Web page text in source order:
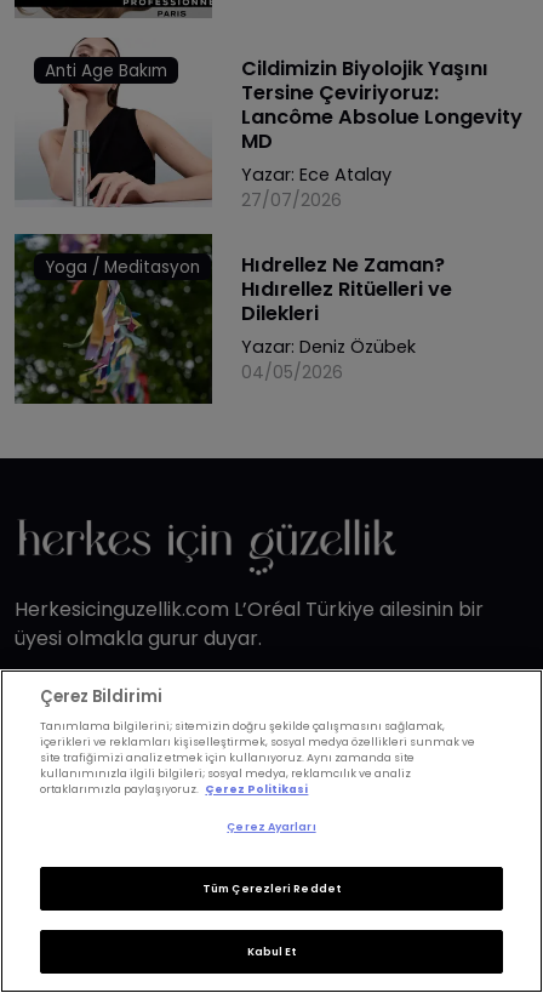
Anti Age Bakım
Cildimizin Biyolojik Yaşını
Tersine Çeviriyoruz:
Lancôme Absolue Longevity
MD
Yazar: Ece Atalay
27/07/2026
Yoga / Meditasyon
Hıdrellez Ne Zaman?
Hıdırellez Ritüelleri ve
Dilekleri
Yazar: Deniz Özübek
04/05/2026
Herkesicinguzellik.com L’Oréal Türkiye ailesinin bir
üyesi olmakla gurur duyar.
Hakkımızda
Site Haritası
Cilt
Cilt Problemleri
Cilt Bakımı
Cilt Bakım Trendleri
Makyaj
Ten Makyajı
Göz Makyajı
Dudak Makyajı
Makyaj Modelleri
Tırnaklar / Nail Art
Çerez Bildirimi
Tanımlama bilgilerini; sitemizin doğru şekilde çalışmasını sağlamak,
içerikleri ve reklamları kişiselleştirmek, sosyal medya özellikleri sunmak ve
site trafiğimizi analiz etmek için kullanıyoruz. Aynı zamanda site
kullanımınızla ilgili bilgileri; sosyal medya, reklamcılık ve analiz
ortaklarımızla paylaşıyoruz. Çerez Politikasi
Çerez Ayarları
Tüm Çerezleri Reddet
Kabul Et